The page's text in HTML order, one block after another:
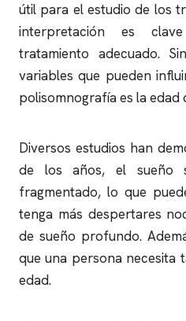
útil para el estudio de los
interpretación es
tratamiento adecuado.
variables que pueden
polisomnografíaes la edad
Diversos estudios han
de los años, el sueño
fragmentado, lo que
tenga más despertares
de sueño profundo.
que una persona necesita
edad.